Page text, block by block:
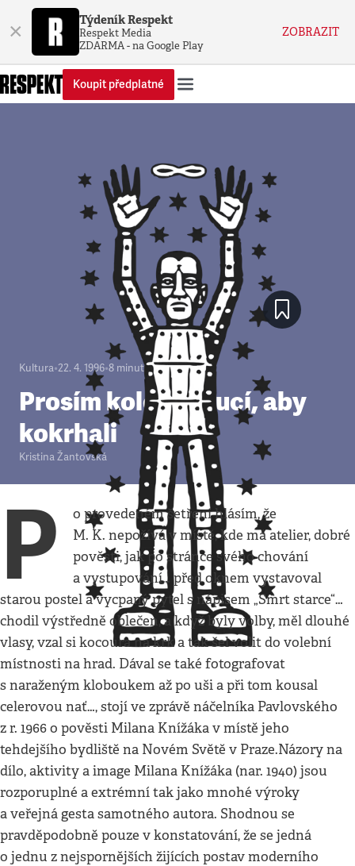
× Týdeník Respekt
Respekt Media
ZDARMA - na Google Play
ZOBRAZIT
Koupit předplatné
Kultura•22. 4. 1996•8 minut
Prosím kolemjdoucí, aby
kokrhali
Kristina Žantovská
P
o provedeném šetření hlásím, že
M. K. nepožívá v místě, kde má atelier, dobré
pověsti, jak po stránce svého chování
a vystupování… před oknem vystavoval
starou postel a vycpaný pytel s nápisem „Smrt starce“…
chodil výstředně oblečen, a když byly volby, měl dlouhé
vlasy, vzal si kocoura na krk a tak šel volit do volební
místnosti na hrad. Dával se také fotografovat
s naraženým kloboukem až po uši a při tom kousal
celerovou nať…, stojí ve zprávě náčelníka Pavlovského
z r. 1966 o pověsti Milana Knížáka v místě jeho
tehdejšího bydliště na Novém Světě v Praze.Názory na
dílo, aktivity a image Milana Knížáka (nar. 1940) jsou
rozporuplné a extrémní tak jako mnohé výroky
a veřejná gesta samotného autora. Shodnou se
pravděpodobně pouze v konstatování, že se jedná
o jednu z nejspornějších žijících postav moderního